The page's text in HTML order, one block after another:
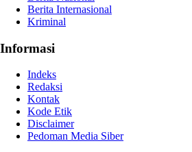
Berita Internasional
Kriminal
Informasi
Indeks
Redaksi
Kontak
Kode Etik
Disclaimer
Pedoman Media Siber